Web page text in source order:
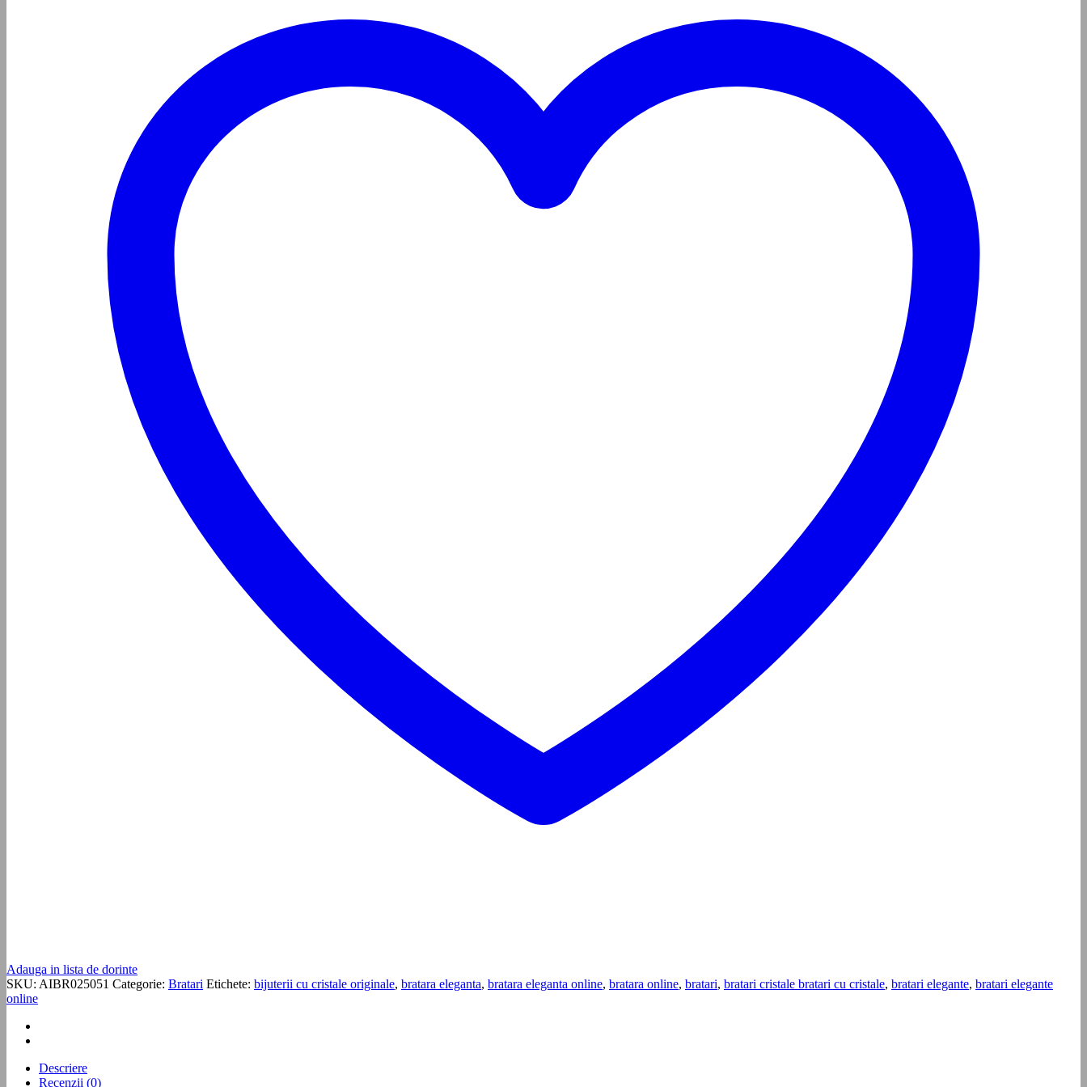
Adauga in lista de dorinte
SKU: AIBR025051 Categorie: Bratari Etichete: bijuterii cu cristale originale, bratara eleganta, bratara eleganta online, bratara online, bratari, bratari cristale bratari cu cristale, bratari elegante, bratari elegante
online
Descriere
Recenzii (0)